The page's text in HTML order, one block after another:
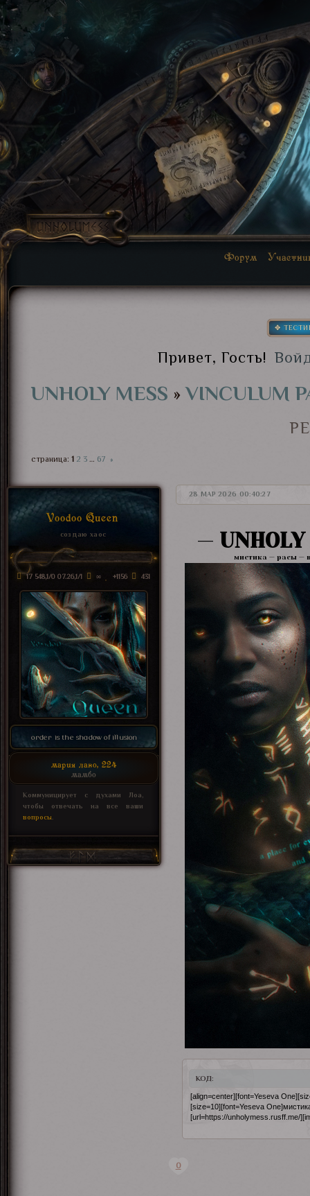
Форум
✥
Привет, Гость!
UNHOLY MESS »VINCULUM
страница: 1 2 3 … 67 »
28 МАР 2026 00:40:27
Voodoo Queen
создаю хаос
17 548,1/0 07.26,1/1 ∞ +1156 431
order is the shadow of illusion
мария лаво, 224
мамбо
Коммуницирует с духами Лоа,
чтобы отвечать на все ваши
вопросы.
— UNHOLY
мистика — расы —
КОД:
[align=center][font=Yeseva
[size=10][font=Yeseva
[url=https://unholymess.rusff.me/
0